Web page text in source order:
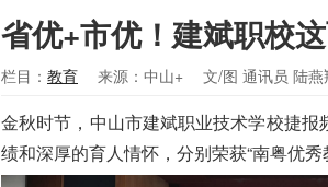
省优+市优！建斌职校
栏目： 教育 来源：中山+ 文/图 通讯员 陆
金秋时节，中山市建斌职业技术学校捷
绩和深厚的育人情怀，分别荣获“南粤优